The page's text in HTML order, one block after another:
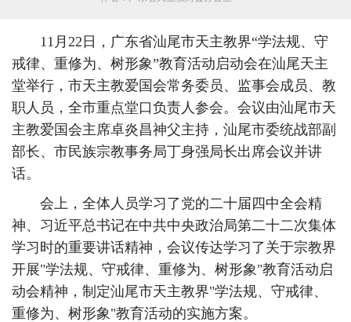
11月22日，广东省汕尾市天主教界“学法规、守
戒律、重修为、树形象”教育活动启动会在汕尾天主
堂举行，市天主教爱国会常务委员、监事会成员、教
职人员，全市重点堂口负责人参会。会议由汕尾市天
主教爱国会主席卓炎昌神父主持，汕尾市委统战部副
部长、市民族宗教事务局丁身强局长出席会议并讲
话。
会上，全体人员学习了党的二十届四中全会精
神、习近平总书记在中共中央政治局第二十二次集体
学习时的重要讲话精神，会议传达学习了关于宗教界
开展"学法规、守戒律、重修为、树形象"教育活动启
动会精神，制定汕尾市天主教界"学法规、守戒律、
重修为、树形象"教育活动的实施方案。